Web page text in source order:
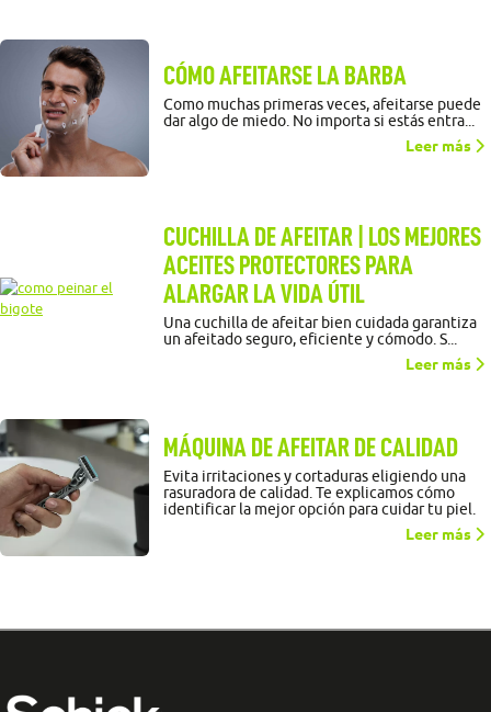
CÓMO AFEITARSE LA BARBA
Como muchas primeras veces, afeitarse puede
dar algo de miedo. No importa si estás entra...
Leer más
CUCHILLA DE AFEITAR | LOS MEJORES
ACEITES PROTECTORES PARA
ALARGAR LA VIDA ÚTIL
Una cuchilla de afeitar bien cuidada garantiza
un afeitado seguro, eficiente y cómodo. S...
Leer más
MÁQUINA DE AFEITAR DE CALIDAD
Evita irritaciones y cortaduras eligiendo una
rasuradora de calidad. Te explicamos cómo
identificar la mejor opción para cuidar tu piel.
Leer más